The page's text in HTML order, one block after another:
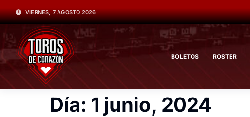
VIERNES, 7 AGOSTO 2026
BOLETOS ROSTER
Día: 1 junio, 2024